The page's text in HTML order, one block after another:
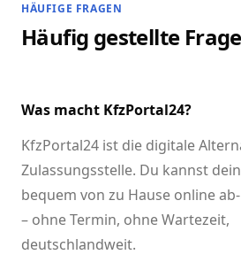
HÄUFIGE FRAGEN
Häufig gestellte
Was macht KfzPortal24?
KfzPortal24 ist die digitale
Zulassungsstelle. Du kannst
bequem von zu Hause online
– ohne Termin, ohne Wartezeit,
deutschlandweit.